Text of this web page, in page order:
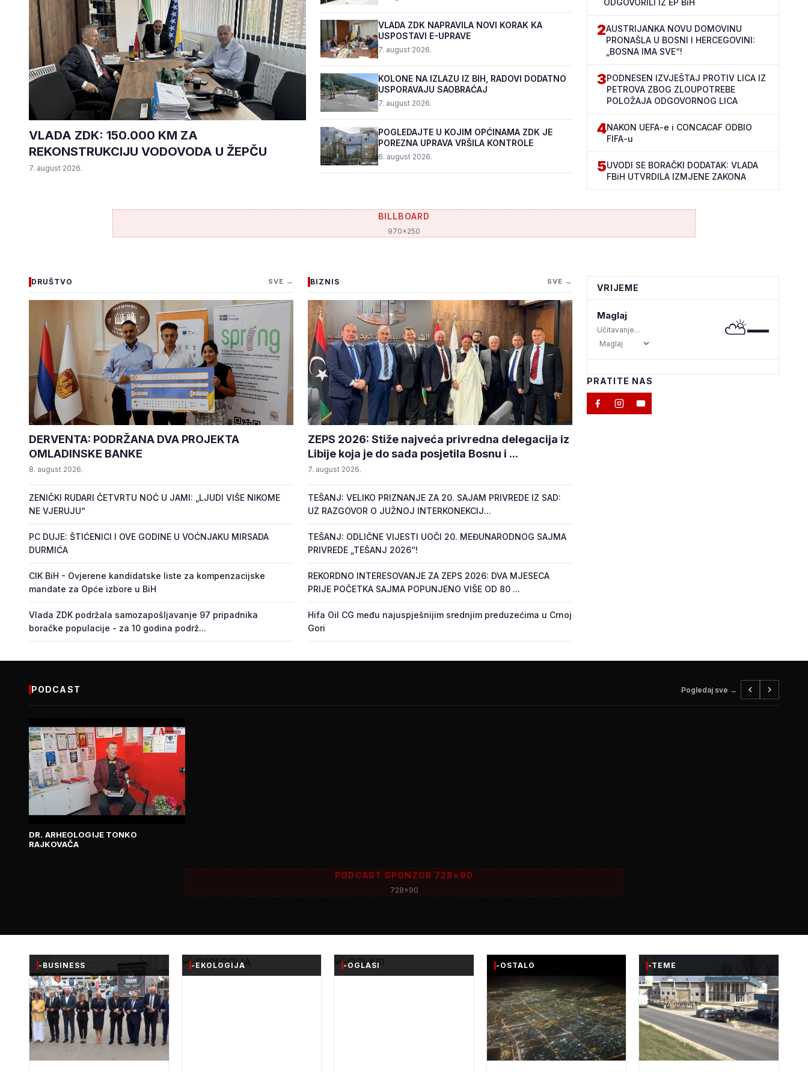
VLADA ZDK: 150.000 KM ZA
REKONSTRUKCIJU VODOVODA U ŽEPČU
7. august 2026.
VLADA ZDK NAPRAVILA NOVI KORAK KA
USPOSTAVI E-UPRAVE
7. august 2026.
KOLONE NA IZLAZU IZ BIH, RADOVI DODATNO
USPORAVAJU SAOBRAĆAJ
7. august 2026.
POGLEDAJTE U KOJIM OPĆINAMA ZDK JE
POREZNA UPRAVA VRŠILA KONTROLE
6. august 2026.
ODGOVORILI IZ EP BiH
2AUSTRIJANKA NOVU DOMOVINU
PRONAŠLA U BOSNI I HERCEGOVINI:
„BOSNA IMA SVE“!
3PODNESEN IZVJEŠTAJ PROTIV LICA IZ
PETROVA ZBOG ZLOUPOTREBE
POLOŽAJA ODGOVORNOG LICA
4NAKON UEFA-e i CONCACAF ODBIO
FIFA-u
5UVODI SE BORAČKI DODATAK: VLADA
FBiH UTVRDILA IZMJENE ZAKONA
BILLBOARD
970x250
DRUŠTVO SVE →
DERVENTA: PODRŽANA DVA PROJEKTA
OMLADINSKE BANKE
8. august 2026.
ZENIČKI RUDARI ČETVRTU NOĆ U JAMI: „LJUDI VIŠE NIKOME
NE VJERUJU“
PC DUJE: ŠTIĆENICI I OVE GODINE U VOĆNJAKU MIRSADA
DURMIĆA
CIK BiH - Ovjerene kandidatske liste za kompenzacijske
mandate za Opće izbore u BiH
Vlada ZDK podržala samozapošljavanje 97 pripadnika
boračke populacije - za 10 godina podrž...
BIZNIS SVE →
ZEPS 2026: Stiže najveća privredna delegacija iz
Libije koja je do sada posjetila Bosnu i ...
7. august 2026.
TEŠANJ: VELIKO PRIZNANJE ZA 20. SAJAM PRIVREDE IZ SAD:
UZ RAZGOVOR O JUŽNOJ INTERKONEKCIJ...
TEŠANJ: ODLIČNE VIJESTI UOČI 20. MEĐUNARODNOG SAJMA
PRIVREDE „TEŠANJ 2026“!
REKORDNO INTERESOVANJE ZA ZEPS 2026: DVA MJESECA
PRIJE POČETKA SAJMA POPUNJENO VIŠE OD 80 ...
Hifa Oil CG među najuspješnijim srednjim preduzećima u Crnoj
Gori
VRIJEME
Maglaj
Učitavanje... ⛅—
PRATITE NAS
PODCAST Pogledaj sve →
DR. ARHEOLOGIJE TONKO
RAJKOVAČA
PODCAST SPONZOR 728×90
728x90
-BUSINESS -EKOLOGIJA -OGLASI -OSTALO -TEME